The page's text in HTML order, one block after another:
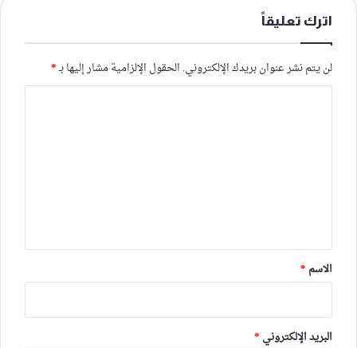
اترك تعليقاً
لن يتم نشر عنوان بريدك الإلكتروني. الحقول الإلزامية مشار إليها بـ*
*
الاسم *
البريد الإلكتروني *